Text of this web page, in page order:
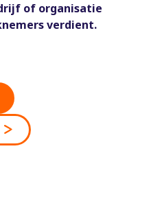
of organisatie
verdient.